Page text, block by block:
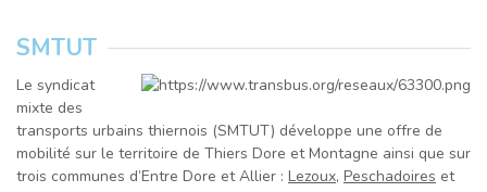
SMTUT
Le syndicat
mixte des
transports urbains thiernois (SMTUT) développe une offre de
mobilité sur le territoire de Thiers Dore et Montagne ainsi que sur
trois communes d’Entre Dore et Allier : Lezoux, Peschadoires et